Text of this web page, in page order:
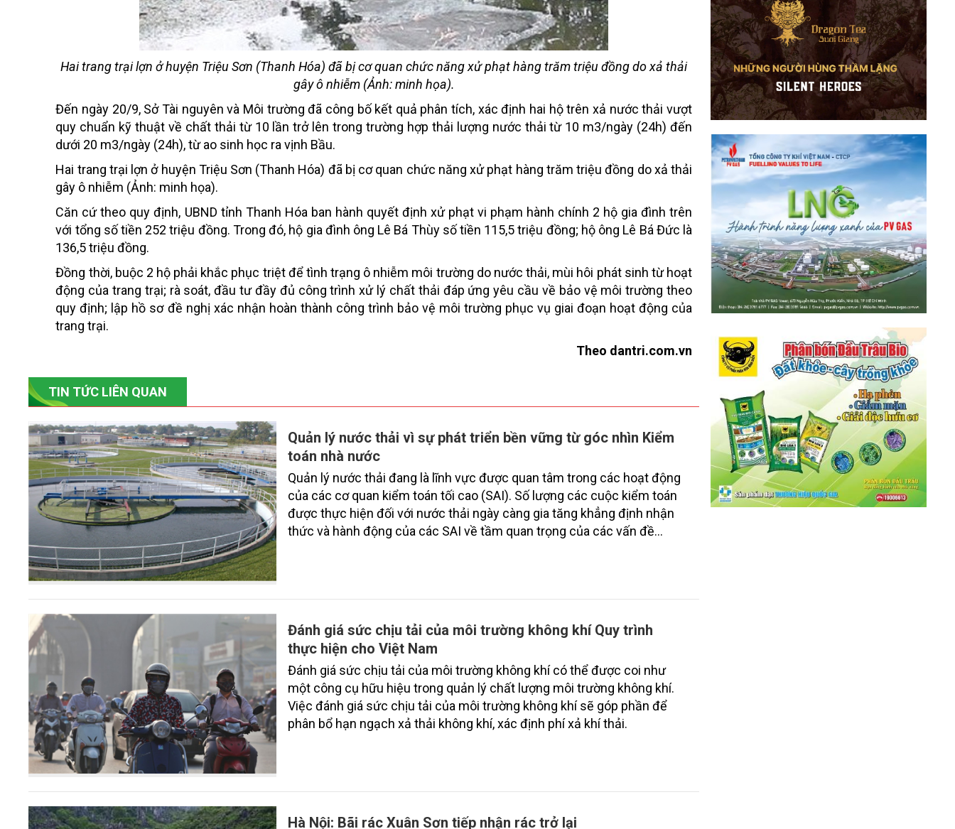
Hai trang trại lợn ở huyện Triệu Sơn (Thanh Hóa) đã bị cơ quan chức năng xử phạt hàng trăm triệu đồng do xả thải
gây ô nhiễm (Ảnh: minh họa).
Đến ngày 20/9, Sở Tài nguyên và Môi trường đã công bố kết quả phân tích, xác định hai hộ trên xả nước thải vượt
quy chuẩn kỹ thuật về chất thải từ 10 lần trở lên trong trường hợp thải lượng nước thải từ 10 m3/ngày (24h) đến
dưới 20 m3/ngày (24h), từ ao sinh học ra vịnh Bầu.
Hai trang trại lợn ở huyện Triệu Sơn (Thanh Hóa) đã bị cơ quan chức năng xử phạt hàng trăm triệu đồng do xả thải
gây ô nhiễm (Ảnh: minh họa).
Căn cứ theo quy định, UBND tỉnh Thanh Hóa ban hành quyết định xử phạt vi phạm hành chính 2 hộ gia đình trên
với tổng số tiền 252 triệu đồng. Trong đó, hộ gia đình ông Lê Bá Thùy số tiền 115,5 triệu đồng; hộ ông Lê Bá Đức là
136,5 triệu đồng.
Đồng thời, buộc 2 hộ phải khắc phục triệt để tình trạng ô nhiễm môi trường do nước thải, mùi hôi phát sinh từ hoạt
động của trang trại; rà soát, đầu tư đầy đủ công trình xử lý chất thải đáp ứng yêu cầu về bảo vệ môi trường theo
quy định; lập hồ sơ đề nghị xác nhận hoàn thành công trình bảo vệ môi trường phục vụ giai đoạn hoạt động của
trang trại.
Theo dantri.com.vn
TIN TỨC LIÊN QUAN
Quản lý nước thải vì sự phát triển bền vững từ góc nhìn Kiểm
toán nhà nước
Quản lý nước thải đang là lĩnh vực được quan tâm trong các hoạt động
của các cơ quan kiểm toán tối cao (SAI). Số lượng các cuộc kiểm toán
được thực hiện đối với nước thải ngày càng gia tăng khẳng định nhận
thức và hành động của các SAI về tầm quan trọng của các vấn đề
Đánh giá sức chịu tải của môi trường không khí Quy trình
thực hiện cho Việt Nam
Đánh giá sức chịu tải của môi trường không khí có thể được coi như
một công cụ hữu hiệu trong quản lý chất lượng môi trường không khí.
Việc đánh giá sức chịu tải của môi trường không khí sẽ góp phần để
phân bổ hạn ngạch xả thải không khí, xác định phí xả khí thải.
Hà Nội: Bãi rác Xuân Sơn tiếp nhận rác trở lại